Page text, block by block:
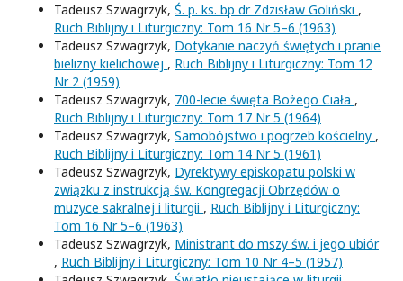
Tadeusz Szwagrzyk, Ś. p. ks. bp dr Zdzisław Goliński ,
Ruch Biblijny i Liturgiczny: Tom 16 Nr 5–6 (1963)
Tadeusz Szwagrzyk, Dotykanie naczyń świętych i pranie
bielizny kielichowej , Ruch Biblijny i Liturgiczny: Tom 12
Nr 2 (1959)
Tadeusz Szwagrzyk, 700-lecie święta Bożego Ciała ,
Ruch Biblijny i Liturgiczny: Tom 17 Nr 5 (1964)
Tadeusz Szwagrzyk, Samobójstwo i pogrzeb kościelny ,
Ruch Biblijny i Liturgiczny: Tom 14 Nr 5 (1961)
Tadeusz Szwagrzyk, Dyrektywy episkopatu polski w
związku z instrukcją św. Kongregacji Obrzędów o
muzyce sakralnej i liturgii , Ruch Biblijny i Liturgiczny:
Tom 16 Nr 5–6 (1963)
Tadeusz Szwagrzyk, Ministrant do mszy św. i jego ubiór
, Ruch Biblijny i Liturgiczny: Tom 10 Nr 4–5 (1957)